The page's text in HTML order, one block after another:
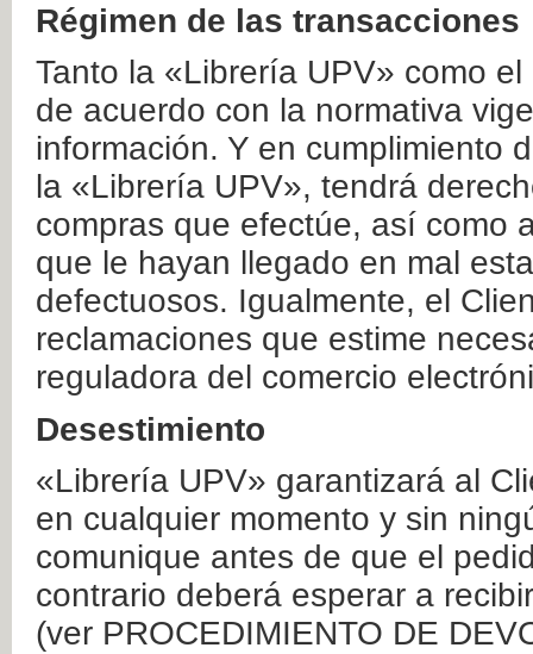
Régimen de las transacciones
Tanto la «Librería UPV» como
de acuerdo con la normativa
información. Y en cumplimiento
la «Librería UPV», tendrá
compras que efectúe, así como
que le hayan llegado en mal
defectuosos. Igualmente, el
reclamaciones que estime
reguladora del comercio
Desestimiento
«Librería UPV» garantizará al
en cualquier momento y sin
comunique antes de que el
contrario deberá esperar a
(ver PROCEDIMIENTO DE